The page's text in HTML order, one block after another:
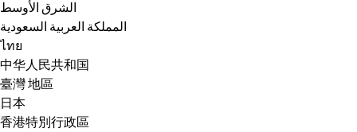
الشرق الأوسط
المملكة العربية السعودية
ไทย
中华人民共和国
臺灣 地區
日本
香港特別行政區